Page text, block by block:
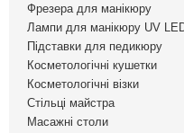
Фрезера для манікюру
Лампи для манікюру UV
Підставки для педикюру
Косметологічні кушетки
Косметологічні візки
Стільці майстра
Масажні столи